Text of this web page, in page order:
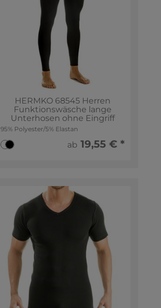
HERMKO 68545 Herren
Funktionswäsche lange
Unterhosen ohne Eingriff
95% Polyester/5% Elastan
ab 19,55 € *